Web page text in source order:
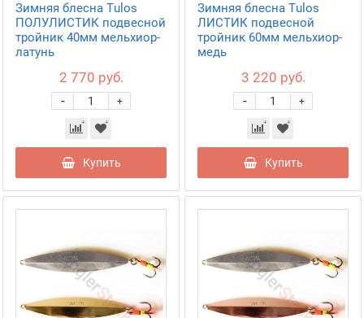
Зимняя блесна Tulos
ПОЛУЛИСТИК подвесной
тройник 40мм мельхиор-
латунь
2 770 руб.
+
-
Купить
Зимняя блесна Tulos
ЛИСТИК подвесной
тройник 60мм мельхиор-
медь
3 220 руб.
+
-
Купить